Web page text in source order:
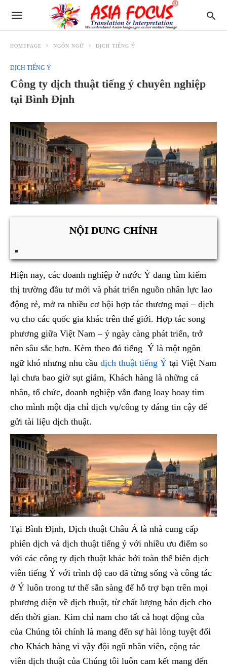
HOMEPAGE NGÔN NGỮ DỊCH TIẾNG Ý
DỊCH TIẾNG Ý
Công ty dịch thuật tiếng ý chuyên nghiệp
tại Bình Định
NỘI DUNG CHÍNH
Hiện nay, các doanh nghiệp ở nước Ý đang tìm kiếm
thị trường đầu tư mới và phát triển nguồn nhân lực lao
động rẻ, mở ra nhiều cơ hội hợp tác thương mại – dịch
vụ cho các quốc gia khác trên thế giới. Hợp tác song
phương giữa Việt Nam – ý ngày càng phát triển, trở
nên sâu sắc hơn. Kèm theo đó tiếng Ý là một ngôn
ngữ khó nhưng nhu cầu dịch thuật tiếng Ý tại Việt Nam
lại chưa bao giờ sụt giảm, Khách hàng là những cá
nhân, tổ chức, doanh nghiệp vẫn đang loay hoay tìm
cho mình một địa chỉ dịch vụ/công ty đáng tin cậy để
gửi tài liệu dịch thuật.
Tại Bình Định, Dịch thuật Châu Á là nhà cung cấp
phiên dịch và dịch thuật tiếng ý với nhiều ưu điểm so
với các công ty dịch thuật khác bởi toàn thể biên dịch
viên tiếng Ý với trình độ cao đã từng sống và công tác
ở Ý luôn trong tư thế sẵn sàng để hỗ trợ bạn trên mọi
phương diện về dịch thuật, từ chất lượng bản dịch cho
đến thời gian. Kim chỉ nam cho tất cả hoạt động của
của Chúng tôi chính là mang đến sự hài lòng tuyệt đối
cho Khách hàng vì vậy đội ngũ nhân viên, cộng tác
viên dịch thuật của Chúng tôi luôn cam kết mang đến